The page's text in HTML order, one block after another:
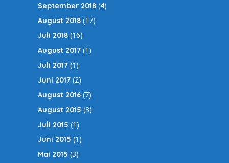
September 2018 (4)
August 2018 (17)
Juli 2018 (16)
August 2017 (1)
Juli 2017 (1)
Juni 2017 (2)
August 2016 (7)
August 2015 (3)
Juli 2015 (1)
Juni 2015 (1)
Mai 2015 (3)